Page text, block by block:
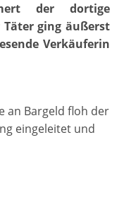
der dortige
ging äußerst
Verkäuferin
an Bargeld floh der
eingeleitet und